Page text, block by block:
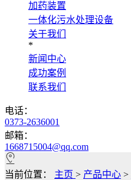
加药装置
一体化污水处理设备
关于我们
*
新闻中心
成功案例
联系我们
电话：
0373-2636001
邮箱：
1668715004@qq.com
当前位置： 主页 > 产品中心 >